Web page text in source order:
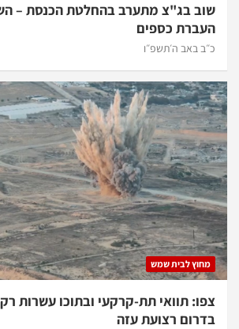
שוב בג"צ מתערב בהחלטת הכנסת –
העברת כספים
כ״ב באב ה׳תשפ״ו
מחוץ לבית שמש
צפו: תוואי תת-קרקעי ובתוכו עשרות
בדרום רצועת עזה